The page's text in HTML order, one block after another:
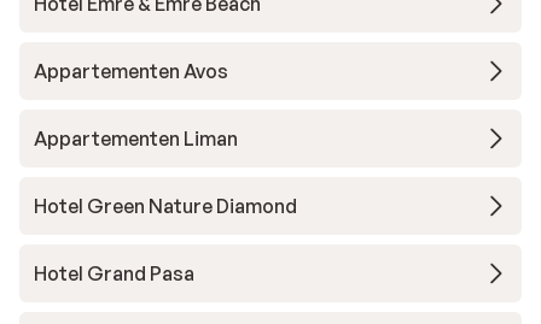
Appartementen Avos
Appartementen Liman
Hotel Green Nature Diamond
Hotel Grand Pasa